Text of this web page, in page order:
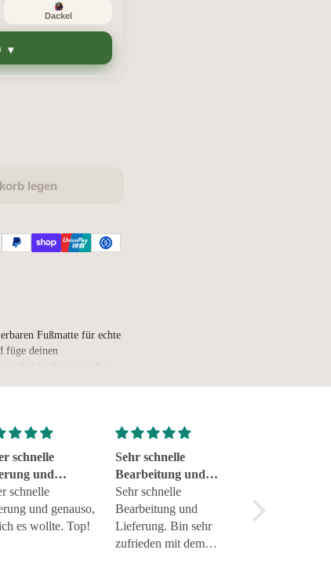
Dackel
legen
Fußmatte für echte
füge deinen
individuell zu gestalten.
detailreich
Einsatz
(ohne Weichspüler)
bis zum Deutschen
Fußmatte setzt deinen
schnelle
und
schnelle
und genauso,
es wollte. Top!
Sehr schnelle
Bearbeitung und
Lieferung
Sehr schnelle
Bearbeitung und
Lieferung. Bin sehr
zufrieden mit dem
zuverlässig